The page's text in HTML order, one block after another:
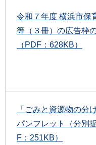
令和７年度 横浜市保
等（３冊）の広告枠
（PDF：628KB）
「ごみと資源物の分
パンフレット（分別
F：251KB）